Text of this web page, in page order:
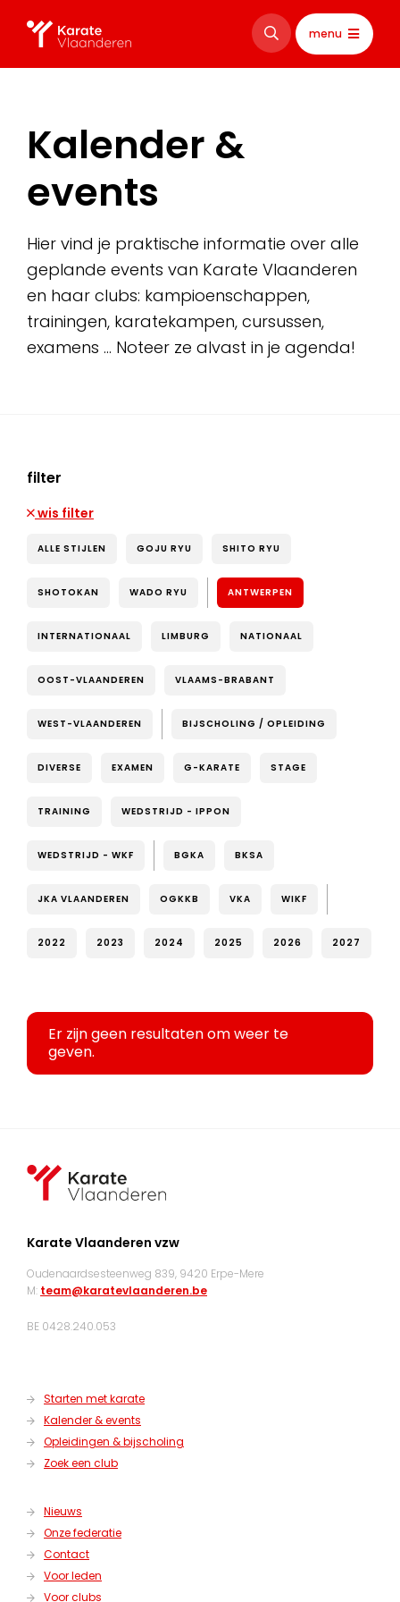
menu
Kalender &
events
Hier vind je praktische informatie over alle
geplande events van Karate Vlaanderen
en haar clubs: kampioenschappen,
trainingen, karatekampen, cursussen,
examens … Noteer ze alvast in je agenda!
filter
wis filter
ALLE STIJLEN GOJU RYU SHITO RYU
SHOTOKAN WADO RYU ANTWERPEN
INTERNATIONAAL LIMBURG NATIONAAL
OOST-VLAANDEREN VLAAMS-BRABANT
WEST-VLAANDEREN BIJSCHOLING / OPLEIDING
DIVERSE EXAMEN G-KARATE STAGE
TRAINING WEDSTRIJD - IPPON
WEDSTRIJD - WKF BGKA BKSA
JKA VLAANDEREN OGKKB VKA WIKF
2022 2023 2024 2025 2026 2027
Er zijn geen resultaten om weer te
geven.
Karate Vlaanderen vzw
Oudenaardsesteenweg 839, 9420 Erpe-Mere
M: team@karatevlaanderen.be
BE 0428.240.053
Starten met karate
Kalender & events
Opleidingen & bijscholing
Zoek een club
Nieuws
Onze federatie
Contact
Voor leden
Voor clubs